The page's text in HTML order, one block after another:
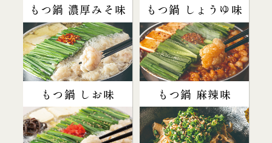
もつ鍋 濃厚みそ味 もつ鍋 しょうゆ味
もつ鍋 しお味 もつ鍋 麻辣味